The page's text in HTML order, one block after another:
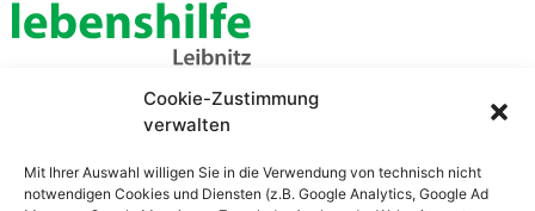
Cookie-Zustimmung
verwalten
Mit Ihrer Auswahl willigen Sie in die Verwendung von technisch nicht
notwendigen Cookies und Diensten (z.B. Google Analytics, Google Ad
Lebenshilfe Leibnitz
Zentrale Verwaltung
8430 Leibnitz